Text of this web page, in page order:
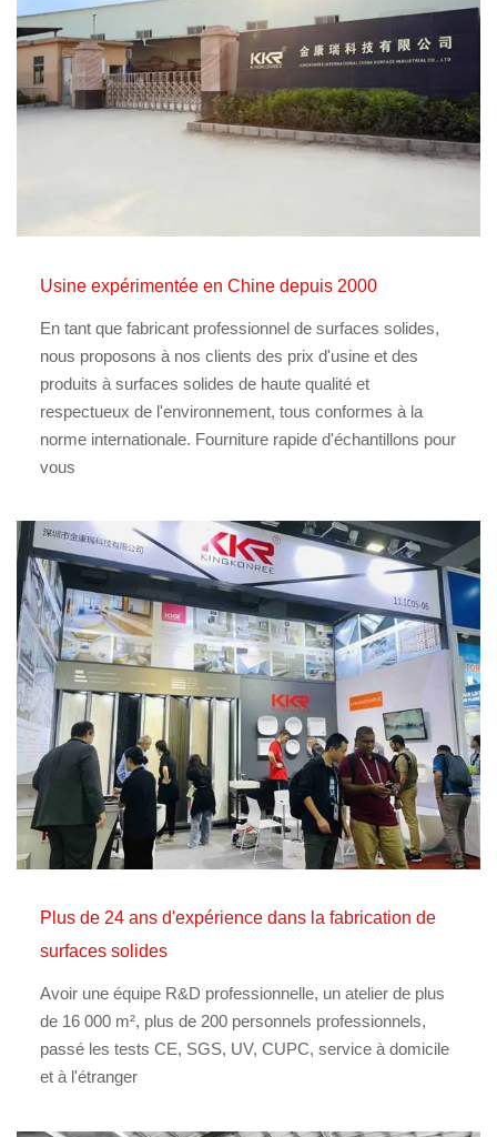
Usine expérimentée en Chine depuis 2000
En tant que fabricant professionnel de surfaces solides,
nous proposons à nos clients des prix d'usine et des
produits à surfaces solides de haute qualité et
respectueux de l'environnement, tous conformes à la
norme internationale. Fourniture rapide d'échantillons pour
vous
Plus de 24 ans d'expérience dans la fabrication de
surfaces solides
Avoir une équipe R&D professionnelle, un atelier de plus
de 16 000 m², plus de 200 personnels professionnels,
passé les tests CE, SGS, UV, CUPC, service à domicile
et à l'étranger